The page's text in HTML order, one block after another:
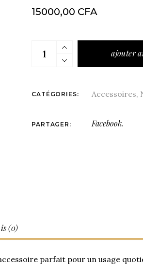
15000,00 CFA
quantités SAC A MAIN
ajouter
CATÉGORIES: Accessoires,
PARTAGER: Facebook.
(0)
parfait pour un usage